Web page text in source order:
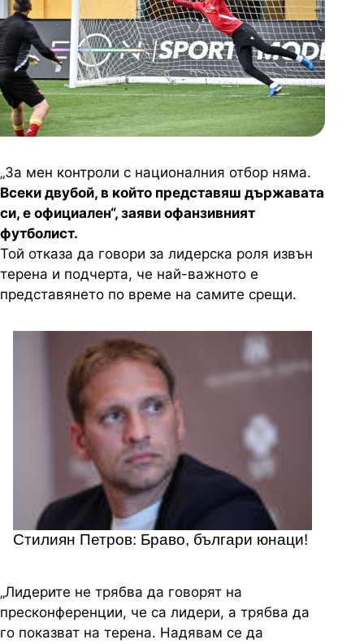
„За мен контроли с националния отбор няма.
Всеки двубой, в който представяш държавата
си, е официален“, заяви офанзивният
футболист.
Той отказа да говори за лидерска роля извън
терена и подчерта, че най-важното е
представянето по време на самите срещи.
Стилиян Петров: Браво, българи юнаци!
„Лидерите не трябва да говорят на
пресконференции, че са лидери, а трябва да
го показват на терена. Надявам се да